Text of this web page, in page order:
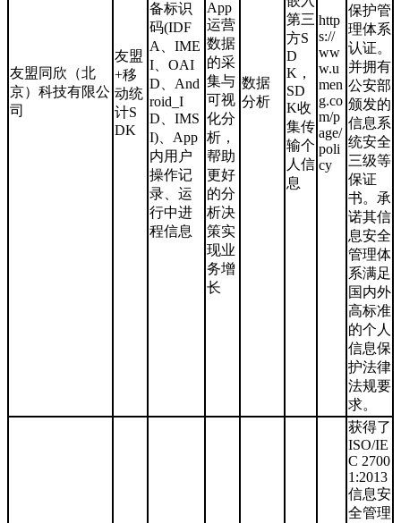
友盟同欣（北
京）科技有限公
司
友盟
+移
动统
计S
DK
备标识
码(IDF
A、IME
I、OAI
D、And
roid_I
D、IMS
I)、App
内用户
操作记
录、运
行中进
程信息
App
运营
数据
的采
集与
可视
化分
析，
帮助
更好
的分
析决
策实
现业
务增
长
数据
分析
第三
方S
D
K，
SD
K收
集传
输个
人信
息
http
s://
ww
w.u
men
g.co
m/p
age/
poli
cy
保护管
理体系
认证。
并拥有
公安部
颁发的
信息系
统安全
三级等
保证
书。承
诺其信
息安全
管理体
系满足
国内外
高标准
的个人
信息保
护法律
法规要
求。
获得了
ISO/IE
C 2700
1:2013
信息安
全管理